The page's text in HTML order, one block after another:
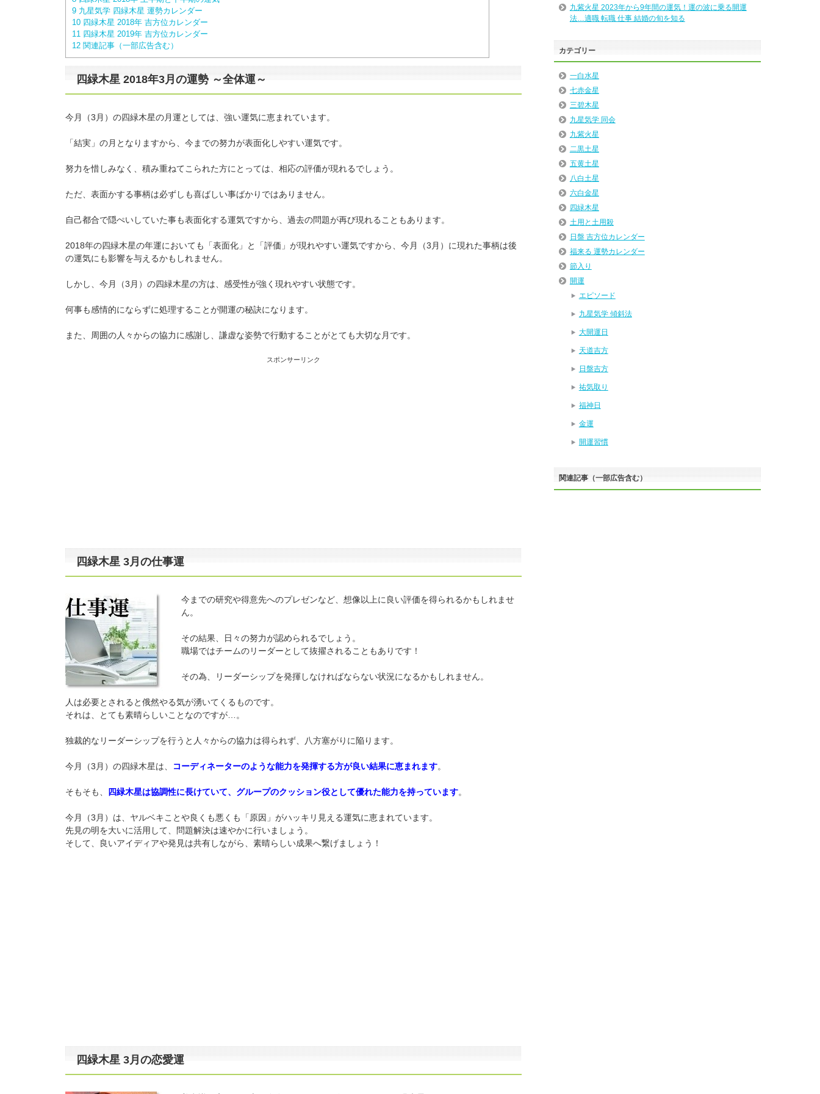
9 九星気学 四緑木星 運勢カレンダー
10 四緑木星 2018年 吉方位カレンダー
11 四緑木星 2019年 吉方位カレンダー
12 関連記事（一部広告含む）
四緑木星 2018年3月の運勢 ～全体運～
今月（3月）の四緑木星の月運としては、強い運気に恵まれています。
「結実」の月となりますから、今までの努力が表面化しやすい運気です。
努力を惜しみなく、積み重ねてこられた方にとっては、相応の評価が現れるでしょう。
ただ、表面かする事柄は必ずしも喜ばしい事ばかりではありません。
自己都合で隠ぺいしていた事も表面化する運気ですから、過去の問題が再び現れることもあります。
2018年の四緑木星の年運においても「表面化」と「評価」が現れやすい運気ですから、今月（3月）に現れた事柄は後
の運気にも影響を与えるかもしれません。
しかし、今月（3月）の四緑木星の方は、感受性が強く現れやすい状態です。
何事も感情的にならずに処理することが開運の秘訣になります。
また、周囲の人々からの協力に感謝し、謙虚な姿勢で行動することがとても大切な月です。
スポンサーリンク
四緑木星 3月の仕事運
今までの研究や得意先へのプレゼンなど、想像以上に良い評価を得られるかもしれませ
ん。
その結果、日々の努力が認められるでしょう。
職場ではチームのリーダーとして抜擢されることもありです！
その為、リーダーシップを発揮しなければならない状況になるかもしれません。
人は必要とされると俄然やる気が湧いてくるものです。
それは、とても素晴らしいことなのですが…。
独裁的なリーダーシップを行うと人々からの協力は得られず、八方塞がりに陥ります。
今月（3月）の四緑木星は、 コーディネーターのような能力を発揮する方が良い結果に恵まれます。
そもそも、 四緑木星は協調性に長けていて、グループのクッション役として優れた能力を持っています。
今月（3月）は、ヤルベキことや良くも悪くも「原因」がハッキリ見える運気に恵まれています。
先見の明を大いに活用して、問題解決は速やかに行いましょう。
そして、良いアイディアや発見は共有しながら、素晴らしい成果へ繋げましょう！
四緑木星 3月の恋愛運
九紫火星 2023年から9年間の運気！運の波に乗る開運
法…適職 転職 仕事 結婚の旬を知る
カテゴリー
一白水星
七赤金星
三碧木星
九星気学 同会
九紫火星
二黒土星
五黄土星
八白土星
六白金星
四緑木星
土用と土用殺
日盤 吉方位カレンダー
福来る 運勢カレンダー
節入り
開運
エピソード
九星気学 傾斜法
大開運日
天道吉方
日盤吉方
祐気取り
福神日
金運
開運習慣
関連記事（一部広告含む）